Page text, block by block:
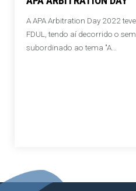
A APA Arbitration Day 2022
FDUL, tendo aí decorrido o
subordinado ao tema "A...